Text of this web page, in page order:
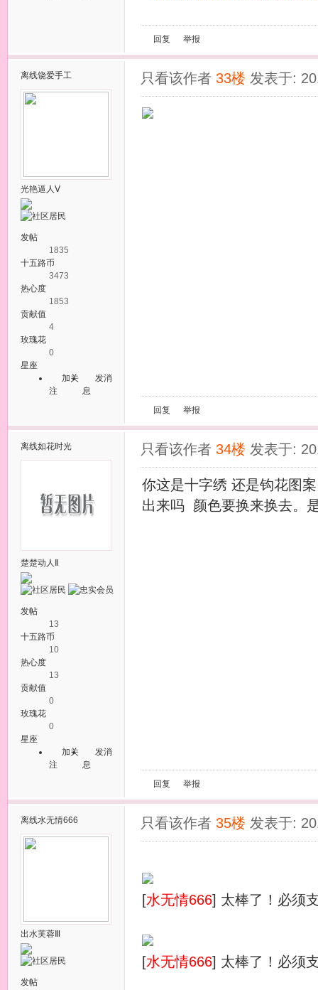
回复 举报
离线饶爱手工
光艳逼人Ⅴ
发帖
1835
十五路币
3473
热心度
1853
贡献值
4
玫瑰花
0
星座
加关
注
发消
息
只看该作者 33楼 发表于:
回复 举报
离线如花时光
楚楚动人Ⅱ
发帖
13
十五路币
10
热心度
13
贡献值
0
玫瑰花
0
星座
加关
注
发消
息
只看该作者 34楼 发表于:
你这是十字绣 还是钩花图
出来吗 颜色要换来换去。
回复 举报
离线水无情666
出水芙蓉Ⅲ
发帖
只看该作者 35楼 发表于:
[水无情666] 太棒了！必须
[水无情666] 太棒了！必须